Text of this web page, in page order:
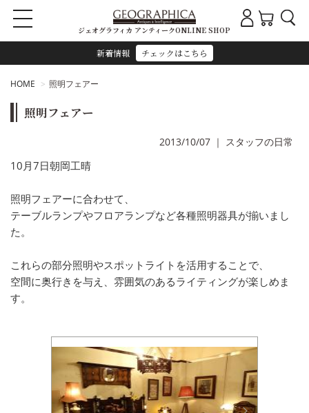
新着情報 チェックはこちら
ジェオグラフィカ アンティークONLINE SHOP
HOME 照明フェアー
照明フェアー
2013/10/07 ｜ スタッフの日常
10月7日朝岡工晴
照明フェアーに合わせて、
テーブルランプやフロアランプなど各種照明器具が揃いまし
た。
これらの部分照明やスポットライトを活用することで、
空間に奥行きを与え、雰囲気のあるライティングが楽しめま
す。